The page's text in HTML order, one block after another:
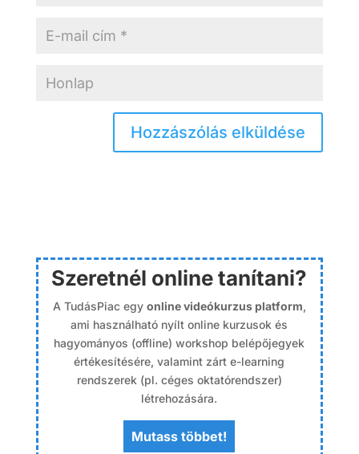
Szeretnél online tanítani?
A TudásPiac egy online videókurzus platform,
ami használható nyílt online kurzusok és
hagyományos (offline) workshop belépőjegyek
értékesítésére, valamint zárt e-learning
rendszerek (pl. céges oktatórendszer)
létrehozására.
Mutass többet!